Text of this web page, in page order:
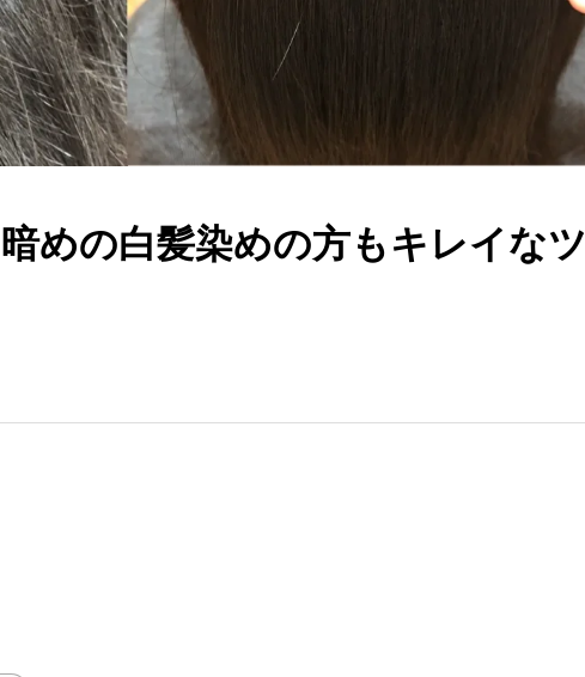
めの白髪染めの方もキレイなツ